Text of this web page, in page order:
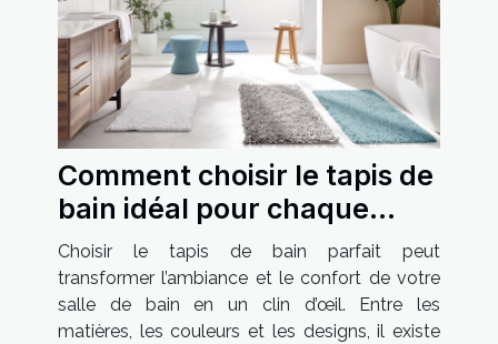
Comment choisir le tapis de
bain idéal pour chaque
style de salle de bain ?
Choisir le tapis de bain parfait peut
transformer l’ambiance et le confort de votre
salle de bain en un clin d’œil. Entre les
matières, les couleurs et les designs, il existe